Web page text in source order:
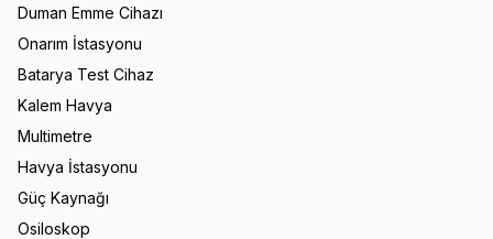
Duman Emme Cihazı
Onarım İstasyonu
Batarya Test Cihaz
Kalem Havya
Multimetre
Havya İstasyonu
Güç Kaynağı
Osiloskop